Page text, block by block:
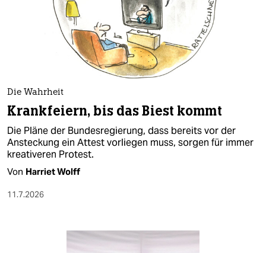
Die Wahrheit
Krankfeiern, bis das Biest kommt
Die Pläne der Bundesregierung, dass bereits vor der
Ansteckung ein Attest vorliegen muss, sorgen für immer
kreativeren Protest.
Von Harriet Wolff
11.7.2026